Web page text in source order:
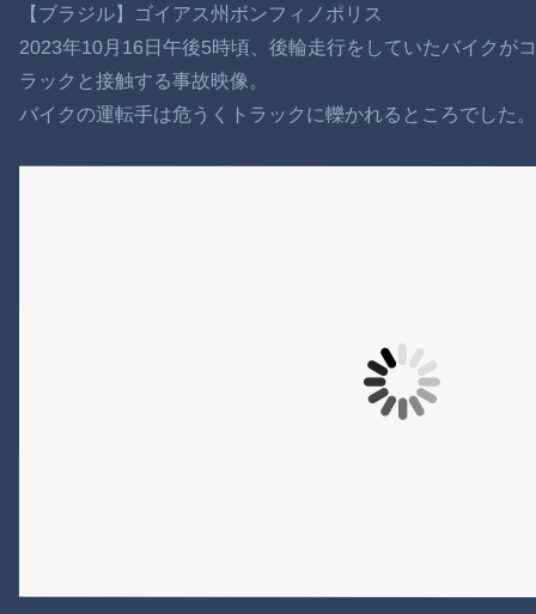
【ブラジル】ゴイアス州ボンフィノポリス
2023年10月16日午後5時頃、後輪走行をしていたバイクが
ラックと接触する事故映像。
バイクの運転手は危うくトラックに轢かれるところでした。